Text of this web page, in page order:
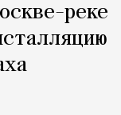
реке